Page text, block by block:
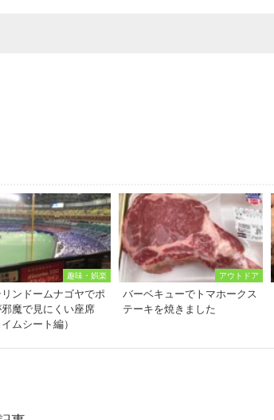
趣味・娯楽
ンドームナゴヤでポ
邪魔で見にくい座席
イムシート編）
アウトドア
バーベキューでトマホークス
テーキを焼きました